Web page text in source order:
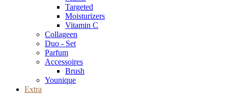
Targeted
Moisturizers
Vitamin C
Collageen
Duo - Set
Parfum
Accessoires
Brush
Younique
Extra